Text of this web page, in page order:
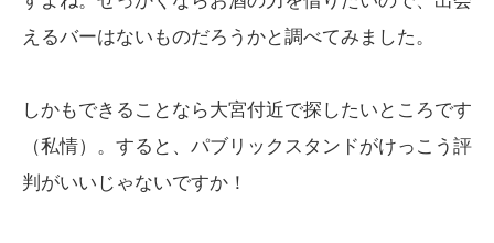
えるバーはないものだろうかと調べてみました。
しかもできることなら大宮付近で探したいところです
（私情）。すると、パブリックスタンドがけっこう評
判がいいじゃないですか！